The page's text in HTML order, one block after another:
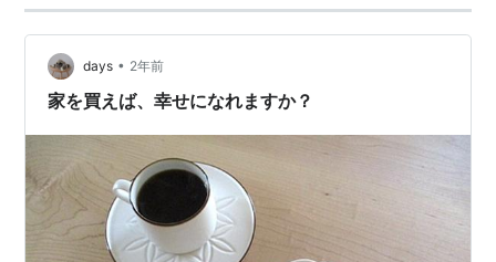
days • 2年前
家を買えば、幸せになれますか？